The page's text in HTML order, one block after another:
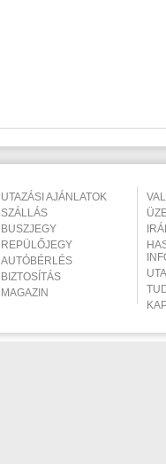
UTAZÁSI AJÁNLATOK
SZÁLLÁS
BUSZJEGY
REPÜLŐJEGY
AUTÓBÉRLÉS
BIZTOSÍTÁS
MAGAZIN